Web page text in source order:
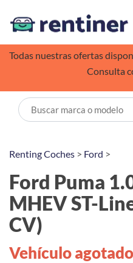
Todas nuestras ofertas
Consulta
Renting Coches > Ford >
Ford Puma
MHEV ST-
CV)
Vehículo agotado